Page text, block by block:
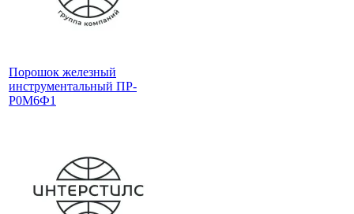
Порошок железный
инструментальный ПР-
Р0М6Ф1